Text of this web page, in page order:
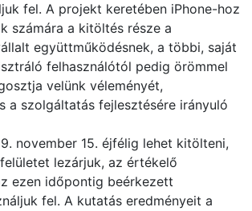
fel. A projekt keretében iPhone-hoz
számára a kitöltés része a
együttműködésnek, a többi, saját
felhasználótól pedig örömmel
velünk véleményét,
a szolgáltatás fejlesztésére irányuló
november 15. éjfélig lehet kitölteni,
lezárjuk, az értékelő
ezen időpontig beérkezett
fel. A kutatás eredményeit a